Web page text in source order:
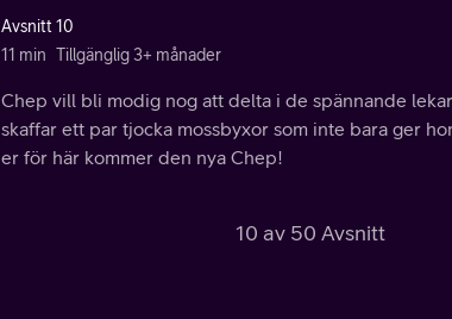
Avsnitt 10
11 min Tillgänglig 3+ månader
Chep vill bli modig nog att delta i de spännande
skaffar ett par tjocka mossbyxor som inte bara ger
er för här kommer den nya Chep!
10 av 50 Avsnitt